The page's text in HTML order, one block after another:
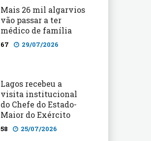
Mais 26 mil algarvios
vão passar a ter
médico de família
67 29/07/2026
Lagos recebeu a
visita institucional
do Chefe do Estado-
Maior do Exército
58 25/07/2026